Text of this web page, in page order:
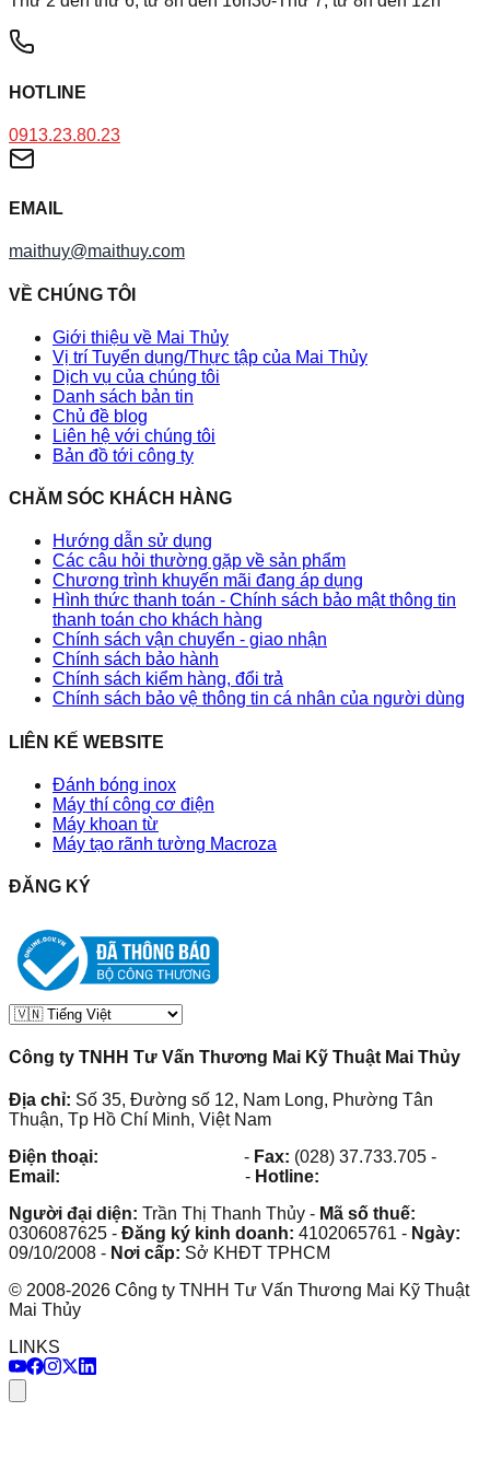
HOTLINE
0913.23.80.23
EMAIL
maithuy@maithuy.com
VỀ CHÚNG TÔI
Giới thiệu về Mai Thủy
Vị trí Tuyển dụng/Thực tập của Mai Thủy
Dịch vụ của chúng tôi
Danh sách bản tin
Chủ đề blog
Liên hệ với chúng tôi
Bản đồ tới công ty
CHĂM SÓC KHÁCH HÀNG
Hướng dẫn sử dụng
Các câu hỏi thường gặp về sản phẩm
Chương trình khuyến mãi đang áp dụng
Hình thức thanh toán - Chính sách bảo mật thông tin
thanh toán cho khách hàng
Chính sách vận chuyển - giao nhận
Chính sách bảo hành
Chính sách kiểm hàng, đổi trả
Chính sách bảo vệ thông tin cá nhân của người dùng
LIÊN KẾ WEBSITE
Đánh bóng inox
Máy thí công cơ điện
Máy khoan từ
Máy tạo rãnh tường Macroza
ĐĂNG KÝ
Công ty TNHH Tư Vấn Thương Mai Kỹ Thuật Mai Thủy
Địa chỉ: Số 35, Đường số 12, Nam Long, Phường Tân
Thuận, Tp Hồ Chí Minh, Việt Nam
Điện thoại:
- Fax: (028) 37.733.705 -
Email:
- Hotline:
Người đại diện: Trần Thị Thanh Thủy - Mã số thuế:
0306087625 - Đăng ký kinh doanh: 4102065761 - Ngày:
09/10/2008 - Nơi cấp: Sở KHĐT TPHCM
© 2008-2026 Công ty TNHH Tư Vấn Thương Mai Kỹ Thuật
Mai Thủy
LINKS